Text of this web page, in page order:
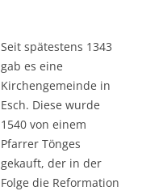
Seit spätestens 1343
gab es eine
Kirchengemeinde in
Esch. Diese wurde
1540 von einem
Pfarrer Tönges
gekauft, der in der
Folge die Reformation